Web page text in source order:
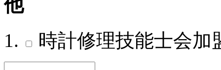
時計修理技能士会加